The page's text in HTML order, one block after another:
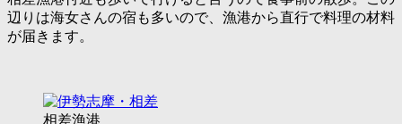
辺りは海女さんの宿も多いので、漁港から直行で料理の材料
が届きます。
相差漁港